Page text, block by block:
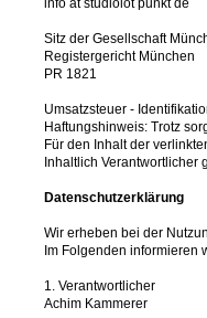
info at studiolot punkt de
Sitz der Gesellschaft
Registergericht München
PR 1821
Umsatzsteuer -
Haftungshinweis: Trotz
Für den Inhalt der
Inhaltlich Verantwortlicher
Datenschutzerklärung
Wir erheben bei der
Im Folgenden informieren
1. Verantwortlicher
Achim Kammerer